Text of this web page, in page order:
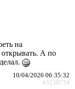
на
открывать. А по
10/04/2026 06:35:32
#3239734